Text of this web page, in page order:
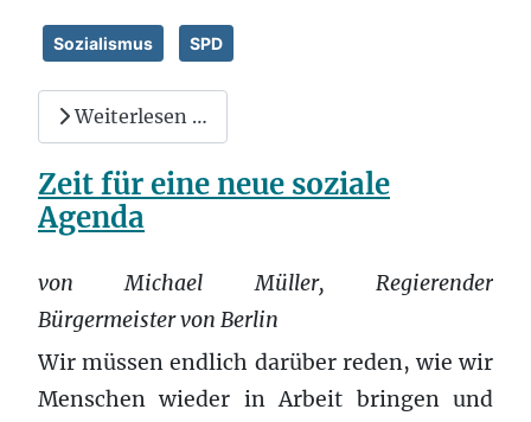
Sozialismus SPD
Weiterlesen …
Zeit für eine neue soziale
Agenda
von Michael Müller, Regierender
Bürgermeister von Berlin
Wir müssen endlich darüber reden, wie wir
Menschen wieder in Arbeit bringen und